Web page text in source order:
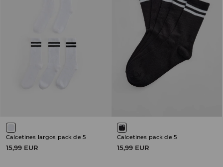
Calcetines largos pack de 5
15,99 EUR
Calcetines pack de 5
15,99 EUR